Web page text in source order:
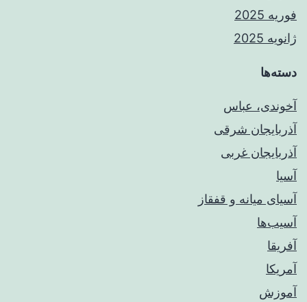
فوریه 2025
ژانویه 2025
دسته‌ها
آخوندی، عباس
آذربایجان شرقی
آذربایجان غربی
آسیا
آسیای میانه و قفقاز
آسیب‌ها
آفریقا
آمریکا
آموزش